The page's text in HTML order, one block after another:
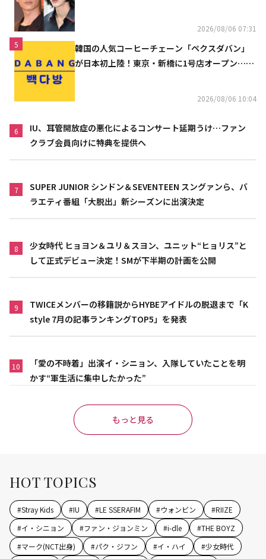
2026/08/06 07:31
5
韓国の人気コーヒーチェーン「ペクスダバン」
が日本初上陸！東京・新橋に1号店オープン…海
2026/08/06 10:04
6
IU、耳管開放症の悪化によるコンサート延期うけ…ファン
クラブ会員向けに特典を提供へ
7
SUPER JUNIOR シンドン＆SEVENTEEN スングァンら、バ
ラエティ番組「大脱出」新シーズンに出演決定
8
少女時代 ヒョヨン＆ユリ＆スヨン、ユニット“ヒョリス”と
して正式デビュー決定！SMが下半期の計画を公開
9
TWICEメンバーの移籍説からHYBEアイドルの脱退まで「K
style 7月の記事ランキングTOP5」を発表
10
「愛の不時着」出演イ・シニョン、入隊していたことを明
かす“軍生活に集中したかった”
もっと見る
HOT TOPICS
#Stray Kids #IU #LE SSERAFIM #ウォンビン #RIIZE
#イ・シニョン #ファン・ジョンミン #i-dle #THE BOYZ
#マーク(NCT出身) #パク・ジフン #イ・ハイ #少女時代